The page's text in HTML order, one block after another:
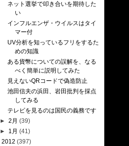
ネット選挙で叩き合いを期待した
い
インフルエンザ・ウイルスはタイ
マー付
UV分析を知っているフリをするた
めの知識
ある貨幣についての誤解を、なる
べく簡単に説明してみた
見えないQRコードで偽造防止
池田信夫の浜田、岩田批判を採点
してみる
テレビを見るのは国民の義務です
►2月 (39)
► 1月 (41)
2012 (397)